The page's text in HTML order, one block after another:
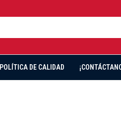
POLÍTICA DE CALIDAD